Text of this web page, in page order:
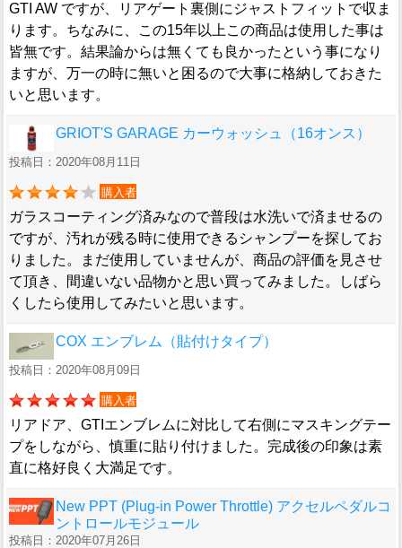
GTI AW ですが、リアゲート裏側にジャストフィットで収ま
ります。ちなみに、この15年以上この商品は使用した事は
皆無です。結果論からは無くても良かったという事になり
ますが、万一の時に無いと困るので大事に格納しておきた
いと思います。
GRIOT'S GARAGE カーウォッシュ（16オンス）
投稿日：2020年08月11日
購入者
ガラスコーティング済みなので普段は水洗いで済ませるの
ですが、汚れが残る時に使用できるシャンプーを探してお
りました。まだ使用していませんが、商品の評価を見させ
て頂き、間違いない品物かと思い買ってみました。しばら
くしたら使用してみたいと思います。
COX エンブレム（貼付けタイプ）
投稿日：2020年08月09日
購入者
リアドア、GTIエンブレムに対比して右側にマスキングテー
プをしながら、慎重に貼り付けました。完成後の印象は素
直に格好良く大満足です。
New PPT (Plug-in Power Throttle) アクセルペダルコ
ントロールモジュール
投稿日：2020年07月26日